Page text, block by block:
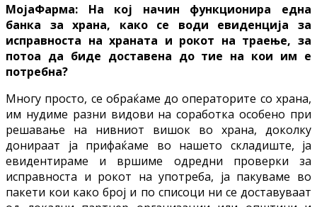
МојаФарма: На кој начин функционира една
банка за храна, како се води евиденција за
исправноста на храната и рокот на траење, за
потоа да биде доставена до тие на кои им е
потребна?
Многу просто, се обраќаме до операторите со храна,
им нудиме разни видови на соработка особено при
решавање на нивниот вишок во храна, доколку
донираат ја прифаќаме во нашето складиште, ја
евидентираме и вршиме одредни проверки за
исправноста и рокот на употреба, ја пакуваме во
пакети кои како број и по списоци ни се доставуваат